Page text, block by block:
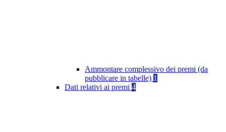
Ammontare complessivo dei premi (da
pubblicare in tabelle) 1
Dati relativi ai premi 4